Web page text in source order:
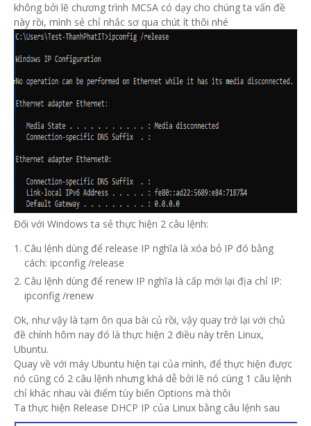
không bởi lẽ chương trình MCSA có dạy cho chúng ta vấn đề
này rồi, mình sẻ chỉ nhắc sơ qua chút ít thôi nhé
Đối với Windows ta sẻ thực hiện 2 câu lệnh:
Câu lệnh dùng để release IP nghĩa là xóa bỏ IP đó bằng
cách: ipconfig /release
Câu lệnh dùng để renew IP nghĩa là cấp mới lại địa chỉ IP:
ipconfig /renew
Ok, như vậy là tạm ôn qua bài củ rồi, vậy quay trở lại với chủ
đề chính hôm nay đó là thực hiện 2 điều này trên Linux,
Ubuntu.
Quay về với máy Ubuntu hiện tại của mình, để thực hiện được
nó cũng có 2 câu lệnh nhưng khá dễ bởi lẽ nó cùng 1 câu lệnh
chỉ khác nhau vài điểm tùy biến Options mà thôi
Ta thực hiện Release DHCP IP của Linux bằng câu lệnh sau